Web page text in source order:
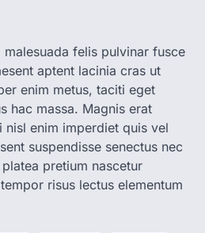
Khabar
में शुरू किया गया…
दुकानों में गड़बड़ी पर आबकारी
का बड़ा एक्शन
Khabar August 6, 2026
छत्तीसगढ़ में शराब दुकानों में अधिक कीमत पर
अन्य गंभीर अनियमितताओं के…
felis pulvinar fusce
aptent lacinia cras ut
enim metus, taciti eget
hac massa. Magnis erat
enim imperdiet quis vel
suspendisse senectus nec
pretium nascetur
risus lectus elementum